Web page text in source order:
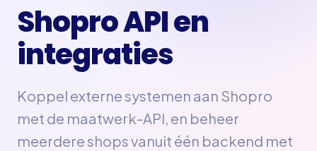
Shopro API en
integraties
Koppel externe systemen aan Shopro
met de maatwerk-API, en beheer
meerdere shops vanuit één backend met